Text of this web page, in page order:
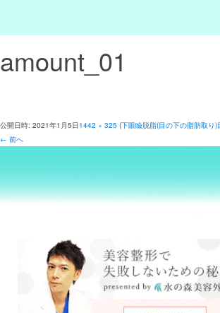
amount_01
公開日時: 2021年1月5日1442 × 325 (下眼瞼脱脂(目の下の脂肪取り
← 前へ